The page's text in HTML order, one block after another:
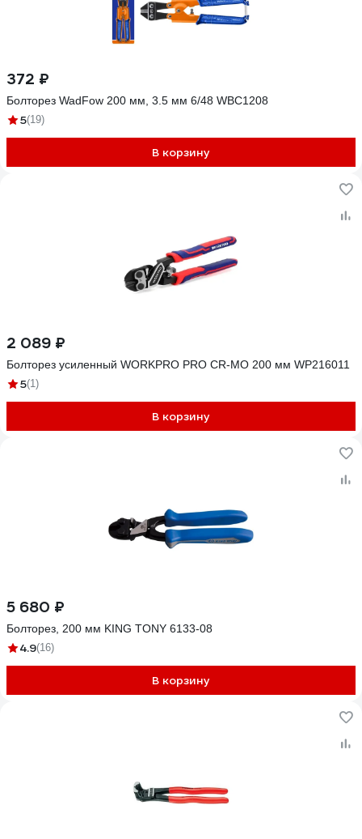
372 ₽
Болторез WadFow 200 мм, 3.5 мм 6/48 WBC1208
5(19)
В корзину
2 089 ₽
Болторез усиленный WORKPRO PRO CR-MO 200 мм WP216011
5(1)
В корзину
5 680 ₽
Болторез, 200 мм KING TONY 6133-08
4.9(16)
В корзину